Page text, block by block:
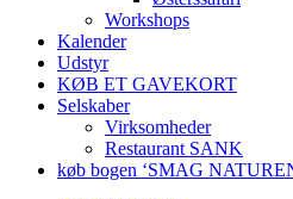
Workshops
Kalender
Udstyr
KØB ET GAVEKORT
Selskaber
Virksomheder
Restaurant SANK
køb bogen ‘SMAG